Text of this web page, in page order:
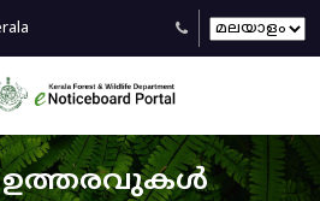
ഉത്തരവുകൾ